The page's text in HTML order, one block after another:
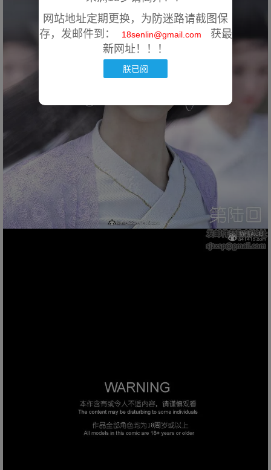
网站地址定期更换，为防迷路请截图保
存，发邮件到：
18senlin@gmail.com
获最
新网址！！！
朕已阅